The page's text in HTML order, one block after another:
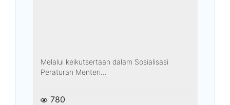
Melalui keikutsertaan dalam Sosialisasi
Peraturan Menteri...
780